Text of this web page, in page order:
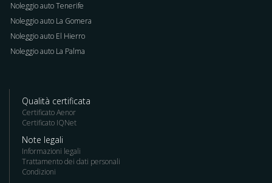
Noleggio auto Tenerife
Noleggio auto La Gomera
Noleggio auto El Hierro
Noleggio auto La Palma
Qualità certificata
Certificato Aenor
Certificato IQNet
Note legali
Informazioni legali
Trattamento dei dati personali
Condizioni